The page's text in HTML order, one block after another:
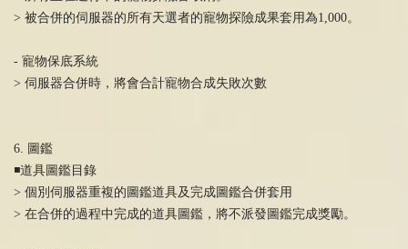
> 被合併的伺服器的所有天選者的寵物探險成果套用為1,000。
- 寵物保底系統
> 伺服器合併時，將會合計寵物合成失敗次數
6. 圖鑑
◾️道具圖鑑目錄
> 個別伺服器重複的圖鑑道具及完成圖鑑合併套用
> 在合併的過程中完成的道具圖鑑，將不派發圖鑑完成獎勵。